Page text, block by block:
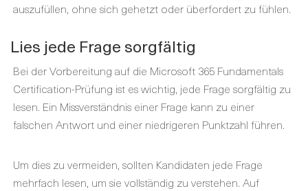
auszufüllen, ohne sich gehetzt oder überfordert zu fühlen.
Lies jede Frage sorgfältig
Bei der Vorbereitung auf die Microsoft 365 Fundamentals
Certification-Prüfung ist es wichtig, jede Frage sorgfältig zu
lesen. Ein Missverständnis einer Frage kann zu einer
falschen Antwort und einer niedrigeren Punktzahl führen.
Um dies zu vermeiden, sollten Kandidaten jede Frage
mehrfach lesen, um sie vollständig zu verstehen. Auf